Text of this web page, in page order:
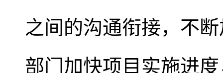
之间的沟通衔接，不
部门加快项目实施进